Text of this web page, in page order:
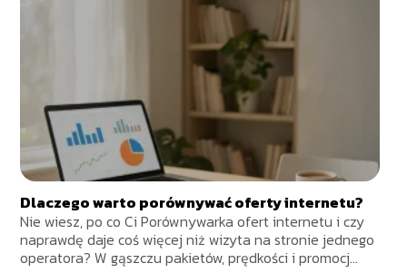
Dlaczego warto porównywać oferty internetu?
Nie wiesz, po co Ci Porównywarka ofert internetu i czy
naprawdę daje coś więcej niż wizyta na stronie jednego
operatora? W gąszczu pakietów, prędkości i promocj...